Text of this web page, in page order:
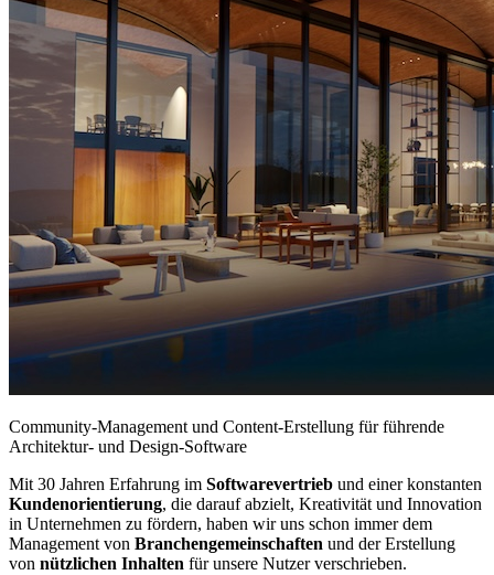
Community-Management und Content-Erstellung für führende
Architektur- und Design-Software
Mit 30 Jahren Erfahrung im Softwarevertrieb und einer konstanten
Kundenorientierung, die darauf abzielt, Kreativität und Innovation
in Unternehmen zu fördern, haben wir uns schon immer dem
Management von Branchengemeinschaften und der Erstellung
von nützlichen Inhalten für unsere Nutzer verschrieben.